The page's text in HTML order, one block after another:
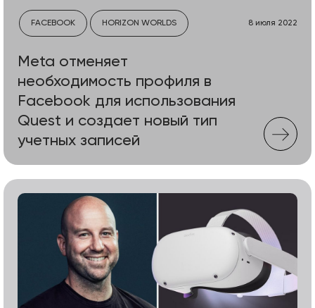
FACEBOOK HORIZON WORLDS 8 июля 2022
Meta отменяет
необходимость профиля в
Facebook для использования
Quest и создает новый тип
учетных записей